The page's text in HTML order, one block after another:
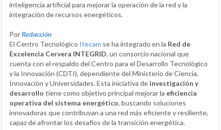
inteligencia artificial para mejorar la operación de la red y la
integración de recursos energéticos.
PorRedacción
El Centro Tecnológico Itecam se ha integrado en la Red de
Excelencia Cervera INTEGRID, un consorcio nacional que
cuenta con el respaldo del Centro para el Desarrollo Tecnológico
y la Innovación (CDTI), dependiente del Ministerio de Ciencia,
Innovación y Universidades. Esta iniciativa de investigación y
desarrollo tiene como objetivo principal mejorar la eficiencia
operativa del sistema energético, buscando soluciones
innovadoras que contribuyan a una red más eficiente y resiliente,
capaz de afrontar los desafíos de la transición energética.